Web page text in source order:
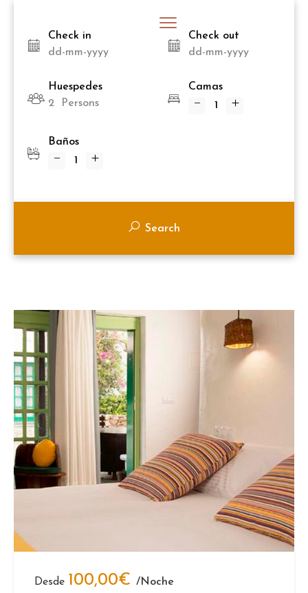
Check in Check out
Huespedes
2
Persons
Camas
Baños
Search
Desde 100,00€ /noche